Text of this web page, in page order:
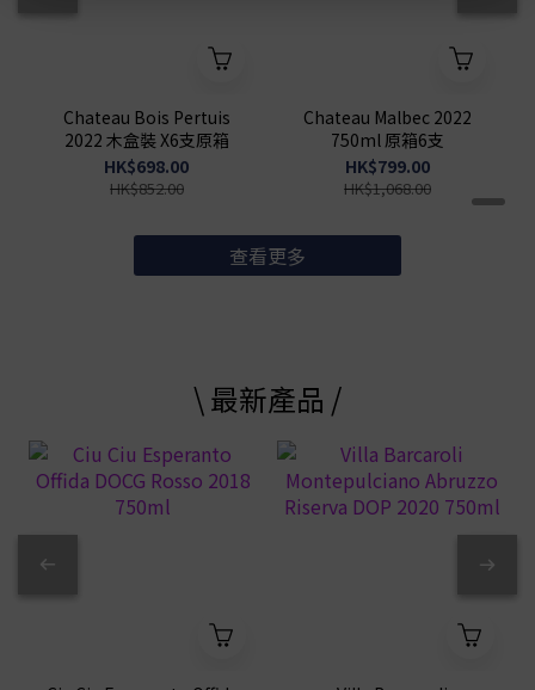
Chateau Bois Pertuis
2022 木盒裝 X6支原箱
HK$698.00
HK$852.00
Chateau Malbec 2022
750ml 原箱6支
HK$799.00
HK$1,068.00
查看更多
\ 最新產品 /